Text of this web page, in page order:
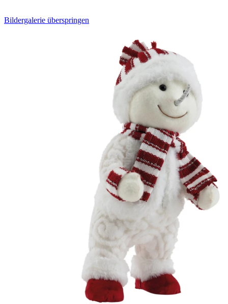
Bildergalerie überspringen